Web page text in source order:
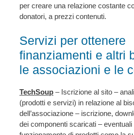
per creare una relazione costante
donatori, a prezzi contenuti.
Servizi per ottenere
finanziamenti e altri
le associazioni e le
TechSoup – Iscrizione al sito –
(prodotti e servizi) in relazione al
dell’associazione – iscrizione,
dei componenti scaricati – eventuali